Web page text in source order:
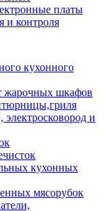
платы
и контроля
кухонного
жарочных шкафов
электросковород и
кухонных
мясорубок